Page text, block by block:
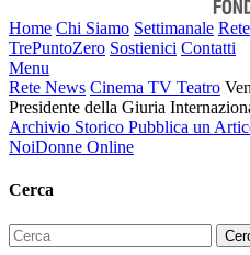
Home Chi Siamo Settimanale
TrePuntoZero Sostienici Contatti
Menu
Rete News Cinema TV Teatro
Presidente della Giuria
Archivio Storico Pubblica un
NoiDonne Online
Cerca